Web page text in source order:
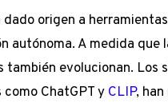
dado origen a
autónoma. A medida
también evolucionan. Los
ChatGPT y CLIP,